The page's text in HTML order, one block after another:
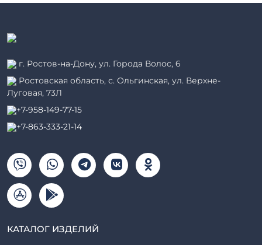
г. Ростов-на-Дону, ул. Города Волос, 6
Ростовская область, с. Ольгинская, ул. Верхне-
Луговая, 73Л
+7-958-149-77-15
+7-863-333-21-14
КАТАЛОГ ИЗДЕЛИЙ